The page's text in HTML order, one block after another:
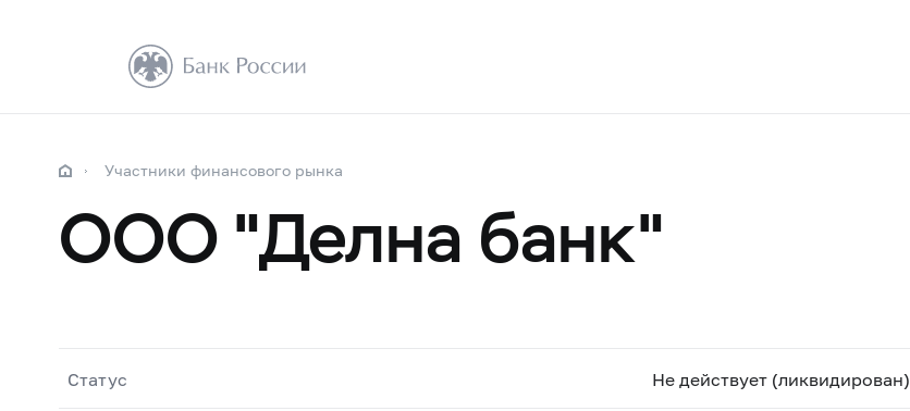
Участники финансового рынка
ООО "Делна банк"
Статус Не действует (ликвидирован)